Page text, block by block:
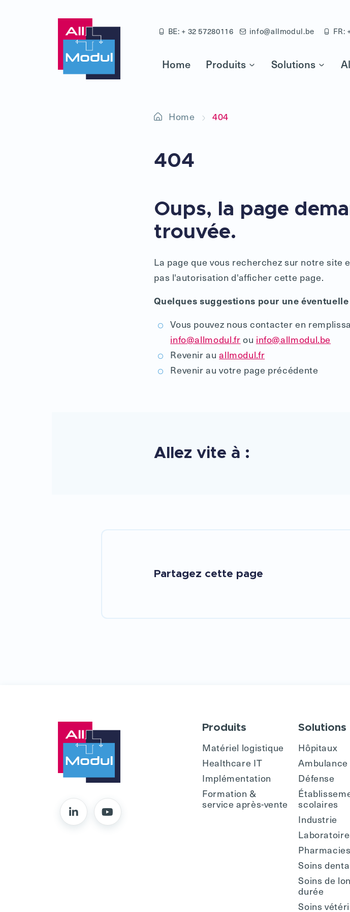
BE: + 32 57280116 info@allmodul.be FR:
Home Produits Solutions
Home 404
404
Oups, la page
trouvée.
La page que vous recherchez sur notre site
pas l'autorisation d'afficher cette page.
Quelques suggestions pour une
Vous pouvez nous contacter en
info@allmodul.frou info@allmodul.be
Revenir auallmodul.fr
Revenir au votre page précédente
Allez vite à :
Partagez cette page
Produits
Matériel logistique
Healthcare IT
Implémentation
Formation &
service après-vente
Solutions
Hôpitaux
Ambulance
Défense
scolaires
Industrie
Pharmacies
Soins
Soins de
durée
Soins